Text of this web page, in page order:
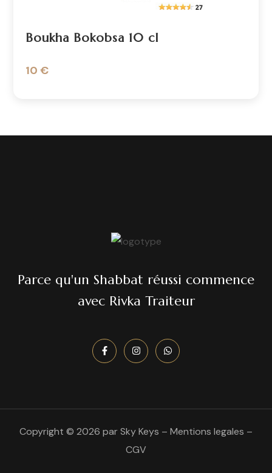
Boukha Bokobsa 10 cl
10 €
Parce qu'un Shabbat réussi commence
avec Rivka Traiteur
Copyright © 2026 par Sky Keys – Mentions legales –
CGV